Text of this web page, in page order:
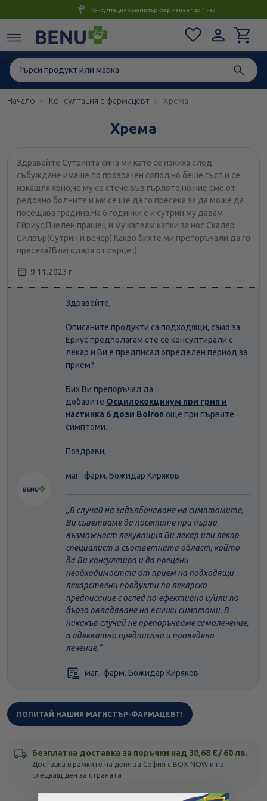
Консултация с магистър-фармацевт до 1 час
Начало Консултация с фармацевт Хрема
Хрема
Здравейте.Сутринта сина ми като се изкиха след
събуждане имаше по прозрачен сопол,но беше гъст и се
изкашля явно,че му се стече във гърлото,но ние сме от
редовно болните и ми се ще да го пресека за да може да
посещава градина.На 6 годинки е и сутрин му давам
Ейриус,Пчелен прашец и му капвам капки за нос Скалер
Силвър(Сутрин и вечер).Какво бихте ми препоръчали да го
пресека?Благодаря от сърце :)
9.11.2023 г.
Здравейте,
Описаните продукти са подходящи, само за
Ериус предполагам сте се консултирали с
лекар и Ви е предписал определен период за
прием?
Бих Ви препоръчал да
добавите Осцилококцинум при грип и
настинка 6 дози Boiron още при първите
симптоми.
Поздрави,
маг.-фарм. Божидар Киряков
В случай на задълбочаване на симптомите,
Ви съветваме да посетите при първа
възможност лекуващия Ви лекар или лекар
специалист в съответната област, който
да Ви консултира и да прецени
необходимостта от прием на подходящи
лекарствени продукти по лекарско
предписание с оглед по-ефективно и/или по-
бързо овладяване на всички симптоми. В
никакъв случай не препоръчваме самолечение,
а адекватно предписано и проведено
лечение.
маг.-фарм. Божидар Киряков
ПОПИТАЙ НАШИЯ МАГИСТЪР-ФАРМАЦЕВТ!
Безплатна доставка за поръчки над 30,68 Є/ 60 лв.
Доставка в рамките на деня за София с BOX NOW и на
следващ ден за страната